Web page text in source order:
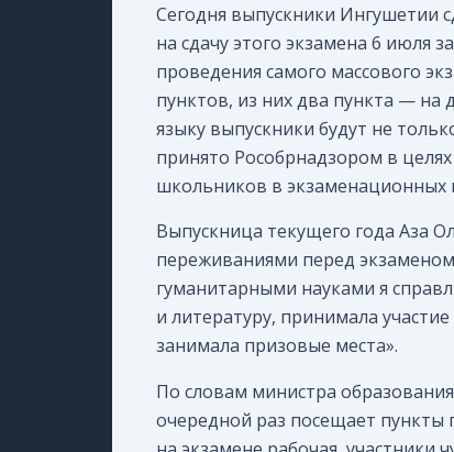
Сегодня выпускники Ингушетии
на сдачу этого экзамена 6 июля
проведения самого массового
пунктов, из них два пункта — на
языку выпускники будут не
принято Рособрнадзором в
школьников в экзаменационных
Выпускница текущего года Аза
переживаниями перед
гуманитарными науками я
и литературу, принимала
занимала призовые места».
По словам министра
очередной раз посещает пункты